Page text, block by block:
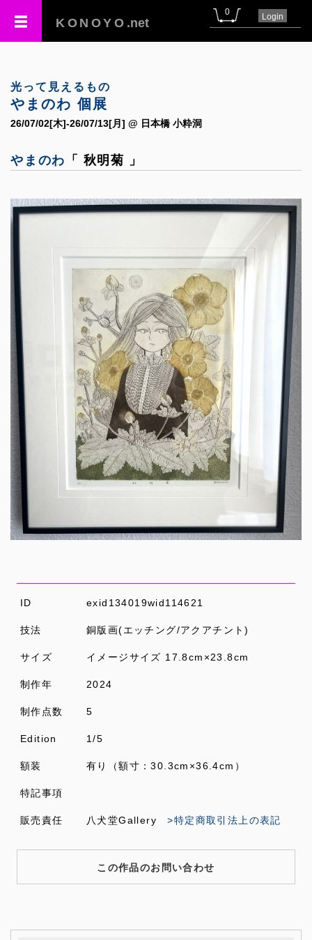
KONOYO .net
0 Login
光って見えるもの
やまのわ 個展
26/07/02[木]-26/07/13[月] @ 日本橋 小粋洞
やまのわ 「 秋明菊 」
ID exid134019wid114621
技法 銅版画(エッチング/アクアチント)
サイズ イメージサイズ 17.8cm×23.8cm
制作年 2024
制作点数 5
Edition 1/5
額装 有り（額寸：30.3cm×36.4cm）
特記事項
販売責任 八犬堂Gallery>特定商取引法上の表記
この作品のお問い合わせ